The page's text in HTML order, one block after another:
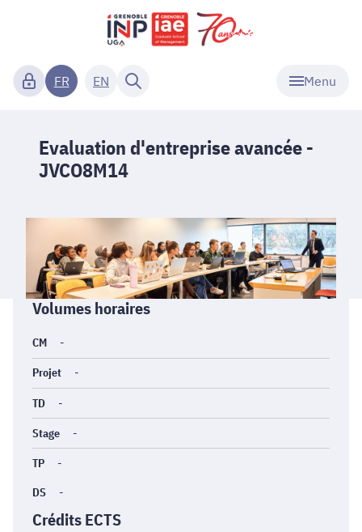
Menu
FR EN
Evaluation d'entreprise avancée -
JVCO8M14
Informations
générales
Volumes horaires
CM -
Projet -
TD -
Stage -
TP -
DS -
Crédits ECTS